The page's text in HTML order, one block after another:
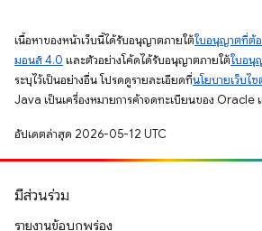
เนื้อหาของหน้าเว็บนี้ได้รับอนุญาตภายใต้ใบอนุญาตที่ต้
มอนส์ 4.0 และตัวอย่างโค้ดได้รับอนุญาตภายใต้ใบอนุ
ระบุไว้เป็นอย่างอื่น โปรดดูรายละเอียดที่นโยบายเว็บไ
Java เป็นเครื่องหมายการค้าจดทะเบียนของ Oracle
อัปเดตล่าสุด 2026-05-12 UTC
มีส่วนร่วม
รายงานข้อบกพร่อง